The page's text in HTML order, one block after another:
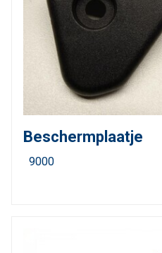
Beschermplaatje
9000